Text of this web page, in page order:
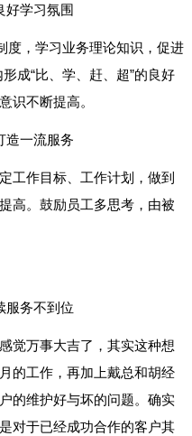
好学习氛围
度，学习业务理论知识，促进
成“比、学、赶、超”的良好
识不断提高。
造一流服务
工作目标、工作计划，做到
高。鼓励员工多思考，由被
服务不到位
觉万事大吉了，其实这种想
的工作，再加上戴总和胡经
的维护好与坏的问题。确实
对于已经成功合作的客户其